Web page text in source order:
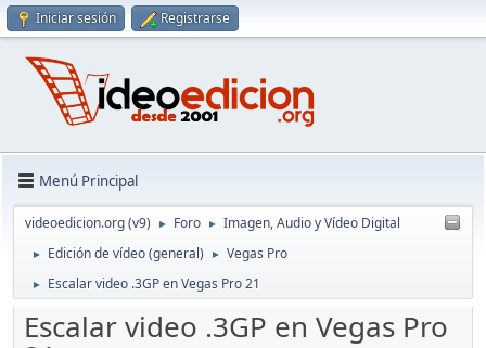
Iniciar sesión Registrarse
Menú Principal
videoedicion.org (v9) ► Foro ► Imagen, Audio y Vídeo Digital
► Edición de vídeo (general) ► Vegas Pro
► Escalar video .3GP en Vegas Pro 21
Escalar video .3GP en Vegas Pro